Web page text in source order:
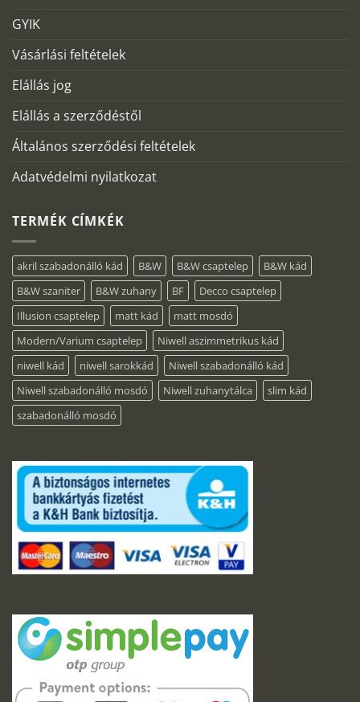
GYIK
Vásárlási feltételek
Elállás jog
Elállás a szerződéstől
Általános szerződési feltételek
Adatvédelmi nyilatkozat
TERMÉK CÍMKÉK
akril szabadonálló kád B&W B&W csaptelep
B&W kád
B&W szaniter
B&W zuhany BF
Decco csaptelep
Illusion csaptelep
matt kád
matt mosdó
Modern/Varium csaptelep
Niwell aszimmetrikus kád
niwell kád
niwell sarokkád
Niwell szabadonálló kád
Niwell szabadonálló mosdó
Niwell zuhanytálca
slim kád
szabadonálló mosdó